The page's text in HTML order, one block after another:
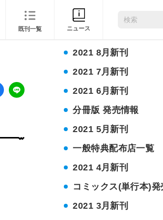
既刊一覧 ニュース
2021 10月新刊
2021 9月新刊
2021 8月新刊
2021 7月新刊
2021 6月新刊
分冊版 発売情報
2021 5月新刊
一般特典配布店一覧
2021 4月新刊
コミックス(単行本)発
2021 3月新刊